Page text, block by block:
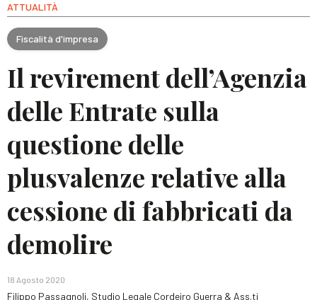
ATTUALITÀ
Fiscalità d'impresa
Il revirement dell’Agenzia
delle Entrate sulla
questione delle
plusvalenze relative alla
cessione di fabbricati da
demolire
18 Agosto 2020
Filippo Passagnoli, Studio Legale Cordeiro Guerra & Ass.ti